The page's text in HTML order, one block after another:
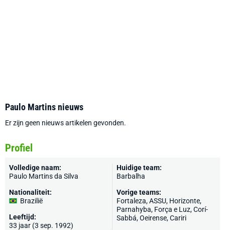
Paulo Martins nieuws
Er zijn geen nieuws artikelen gevonden.
Profiel
Volledige naam:
Paulo Martins da Silva
Nationaliteit:
Brazilië
Leeftijd:
33 jaar (3 sep. 1992)
Huidige team:
Barbalha
Vorige teams:
Fortaleza, ASSU, Horizonte,
Parnahyba, Força e Luz, Corí-
Sabbá, Oeirense, Cariri